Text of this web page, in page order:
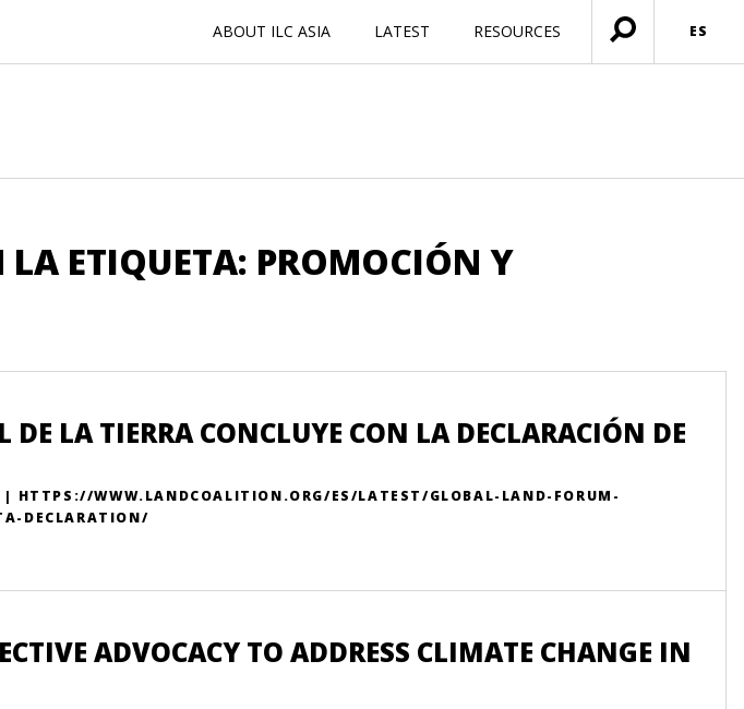
ABOUT ILC ASIA LATEST RESOURCES
Menú
abierto
ES
LA ETIQUETA: PROMOCIÓN Y
DE LA TIERRA CONCLUYE CON LA DECLARACIÓN DE
| HTTPS://WWW.LANDCOALITION.ORG/ES/LATEST/GLOBAL-LAND-FORUM-
DECLARATION/
ADVOCACY TO ADDRESS CLIMATE CHANGE IN